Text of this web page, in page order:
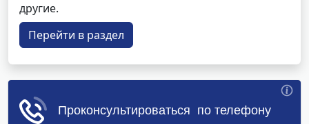
другие.
Перейти в раздел